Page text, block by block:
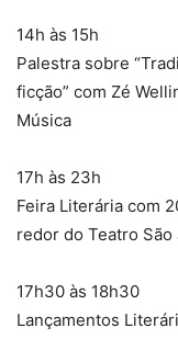
14h às 15h
Palestra sobre
ficção” com Zé
Música
17h às 23h
Feira Literária com
redor do Teatro São
17h30 às 18h30
Lançamentos